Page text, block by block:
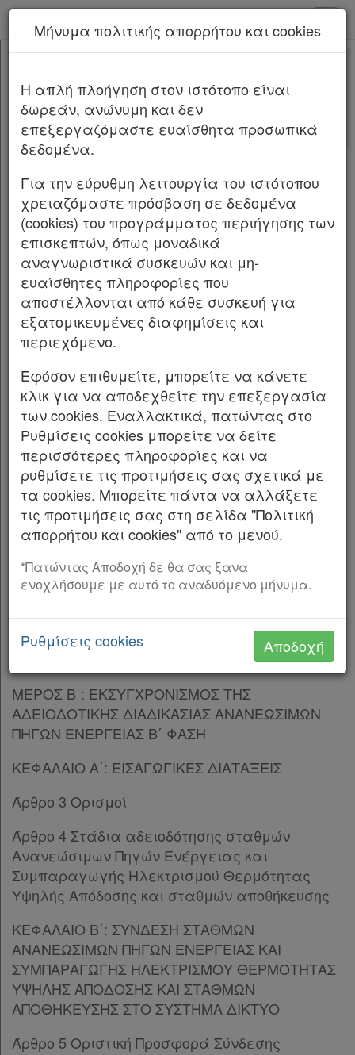
Κεφαλίδα
Σώμα [-]
ΜΕΡΟΣ Α΄ [-]
Άρθρο 1
ΜΕΡΟΣ Β΄ [-]
ΚΕΦΑΛΑΙΟ Α΄ [-]
Άρθρο 3
Άρθρο 4 [-]
Παρ.1
Παρ.2
Παρ.3
Παρ.4
Παρ.4α
Παρ.5
Παρ.6
Παρ.6α
Παρ.7
Άρθρο 4Α [-]
Παρ.1
Παρ.2
Παρ.3
Παρ.4
ΚΕΦΑΛΑΙΟ Β΄ [-]
Άρθρο 5 [-]
Παρ.1
Παρ.4
Παρ.6
Παρ.7
Παρ.8
Παρ.9
Παρ.10
Παρ.12
Παρ.14
Παρ.15
Παρ.16
Παρ.17
Παρ.18
Παρ.19
Παρ.20
Άρθρο 6 [-]
Παρ.1
Παρ.3
Νέα υπηρεσία Kodiko Assistant.Περισσότερα
Νόμος 4951/2022
Αλλαγές που επέφερε
Σχετικά: 4
Με τις
απότο Νόμο 5325/2026
NOMOΣ ΥΠ’ ΑΡΙΘΜ. 4951 ΦΕΚ Α 129/4.7.2022
Εκσυγχρονισμός της αδειοδοτικής διαδικασίας
Ανανεώσιμων Πηγών Ενέργειας Β’ φάση,
Αδειοδότηση παραγωγής και αποθήκευσης
ηλεκτρικής ενέργειας, πλαίσιο ανάπτυξης
Πιλοτικών Θαλάσσιων Πλωτών
διατάξεις για την ενέργεια και την
προστασία του περιβάλλοντος.
Η ΠΡΟΕΔΡΟΣ
ΤΗΣ ΕΛΛΗΝΙΚΗΣ ΔΗΜΟΚΡΑΤΙΑΣ
Εκδίδομε τον ακόλουθο νόμο που ψήφισε η
Βουλή:
ΜΕΡΟΣ Α΄: ΣΚΟΠΟΣ ΚΑΙ ΑΝΤΙΚΕΙΜΕΝΟ
Άρθρο 1 Σκοπός
ΜΕΡΟΣ Β΄: ΕΚΣΥΓΧΡΟΝΙΣΜΟΣ ΤΗΣ
ΑΔΕΙΟΔΟΤΙΚΗΣ ΔΙΑΔΙΚΑΣΙΑΣ ΑΝΑΝΕΩΣΙΜΩΝ
ΠΗΓΩΝ ΕΝΕΡΓΕΙΑΣ Β΄ ΦΑΣΗ
ΚΕΦΑΛΑΙΟ Α΄: ΕΙΣΑΓΩΓΙΚΕΣ ΔΙΑΤΑΞΕΙΣ
Άρθρο 3 Ορισμοί
Άρθρο 4 Στάδια αδειοδότησης σταθμών
Ανανεώσιμων Πηγών Ενέργειας και
Συμπαραγωγής Ηλεκτρισμού Θερμότητας
Υψηλής Απόδοσης και σταθμών αποθήκευσης
ΚΕΦΑΛΑΙΟ Β΄: ΣΥΝΔΕΣΗ ΣΤΑΘΜΩΝ
ΑΝΑΝΕΩΣΙΜΩΝ ΠΗΓΩΝ ΕΝΕΡΓΕΙΑΣ ΚΑΙ
ΣΥΜΠΑΡΑΓΩΓΗΣ ΗΛΕΚΤΡΙΣΜΟΥ ΘΕΡΜΟΤΗΤΑΣ
ΥΨΗΛΗΣ ΑΠΟΔΟΣΗΣ ΚΑΙ ΣΤΑΘΜΩΝ
ΑΠΟΘΗΚΕΥΣΗΣ ΣΤΟ ΣΥΣΤΗΜΑ ΔΙΚΤΥΟ
Άρθρο 5 Οριστική Προσφορά Σύνδεσης
Μήνυμα πολιτικής απορρήτου και cookies
H απλή πλοήγηση στον ιστότοπο είναι
δωρεάν, ανώνυμη και δεν
επεξεργαζόμαστε ευαίσθητα προσωπικά
δεδομένα.
Για την εύρυθμη λειτουργία του ιστότοπου
χρειαζόμαστε πρόσβαση σε δεδομένα
(cookies) του προγράμματος περιήγησης των
επισκεπτών, όπως μοναδικά
αναγνωριστικά συσκευών και μη-
ευαίσθητες πληροφορίες που
αποστέλλονται από κάθε συσκευή για
εξατομικευμένες διαφημίσεις και
περιεχόμενο.
Εφόσον επιθυμείτε, μπορείτε να κάνετε
κλικ για να αποδεχθείτε την επεξεργασία
των cookies. Εναλλακτικά, πατώντας στο
Ρυθμίσεις cookies μπορείτε να δείτε
περισσότερες πληροφορίες και να
ρυθμίσετε τις προτιμήσεις σας σχετικά με
τα cookies. Μπορείτε πάντα να αλλάξετε
τις προτιμήσεις σας στη σελίδα "Πολιτική
απορρήτου και cookies" από το μενού.
*Πατώντας Αποδοχή δε θα σας ξανα
ενοχλήσουμε με αυτό το αναδυόμενο μήνυμα.
Ρυθμίσεις cookies Αποδοχή